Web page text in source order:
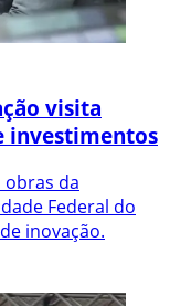
visita
investimentos
da
Federal do
inovação.